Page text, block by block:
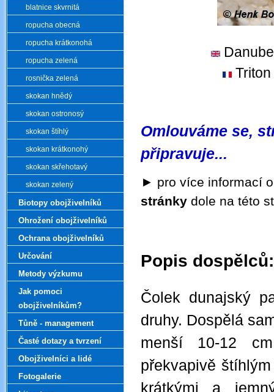
Triton
Omlouváme se,
připravuje...
► pro více informací
stránky dole na této
Popis dospělců:
Čolek dunajský
druhy. Dospělá
menší 10-12
překvapivě
krátkými a
blatnice skvrnitá
ropucha obecná
ropucha krátkonohá
ropucha zelená
rosnička zelená
skokan hnědý
skokan ostronosý
skokan štíhlý
skokan krátkonohý
skokan skřehotavý
skokan zelený
Biotopy obojživelníků
Ohrožení obojživelníků
Ochrana obojživelníků
Určování
Metody výzkumu
Jak pomoci
obojživelníkům?
Tůně - management
Časté dotazy a tvrzení
Obojživelníci a lidé
Fotogalerie